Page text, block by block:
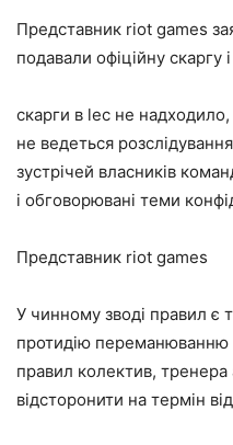
Представник riot games
подавали офіційну скаргу
скарги в lec не
не ведеться
зустрічей власників
і обговорювані теми
Представник riot games
У чинному зводі правил є
протидію переманюванню
правил колектив,
відсторонити на термін